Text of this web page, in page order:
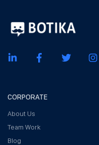
CORPORATE
About Us
Team Work
Blog